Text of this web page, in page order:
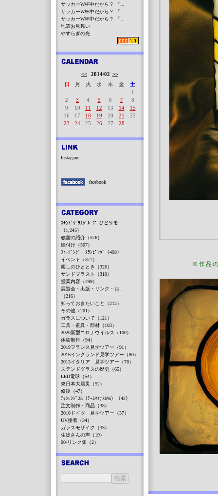
※作品
サッカーW杯中だから？ 「...
サッカーW杯中だから？ 「...
サッカーW杯中だから？ 「...
地震お見舞い
やすらぎの光
<< 2014/02 >>
日
月 火 水 木 金
土
1
2
3 4 5 6 7
8
9
10 11 12 13 14
15
16
17 18 19 20 21
22
23
24 25 26 27 28
Instagram
facebook
ｽﾃﾝﾄﾞｸﾞﾗｽｸﾞﾙｰﾌﾟ びどりを
（1,245）
教室の紹介（576）
絵付け（507）
ﾌｭｰｼﾞﾝｸﾞ・ｽﾗﾝﾋﾟﾝｸﾞ（498）
イベント（377）
癒しのひととき（326）
サンドブラスト（310）
授業内容（299）
展覧会・出版・リンク・お...
（216）
知っておきたいこと（212）
その他（201）
ガラスについて（121）
工具・道具・部材（103）
2020新型コロナウイルス（100）
体験制作（94）
2019フランス見学ツアー（91）
2016イングランド見学ツアー（80）
2013イタリア 見学ツアー（78）
ステンドグラスの歴史（65）
LED電球（54）
東日本大震災（52）
修復（47）
ﾁｬﾝﾚﾝｼﾞ25（ﾁｰﾑﾏｲﾅｽ6%）（42）
注文制作・商品（38）
2010ドイツ 見学ツアー（37）
UV接着（34）
ガラスモザイク（33）
生徒さんの声（19）
00-リンク集（2）